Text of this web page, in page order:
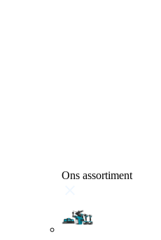
Ons assortiment